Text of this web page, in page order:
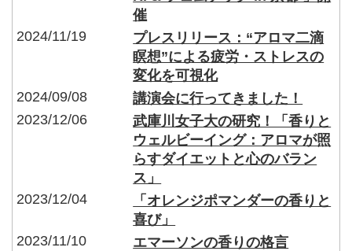
催
2024/11/19
プレスリリース：“アロマ二滴
瞑想”による疲労・ストレスの
変化を可視化
2024/09/08
講演会に行ってきました！
2023/12/06
武庫川女子大の研究！「香りと
ウェルビーイング：アロマが照
らすダイエットと心のバラン
ス」
2023/12/04
「オレンジポマンダーの香りと
喜び」
2023/11/10
エマーソンの香りの格言